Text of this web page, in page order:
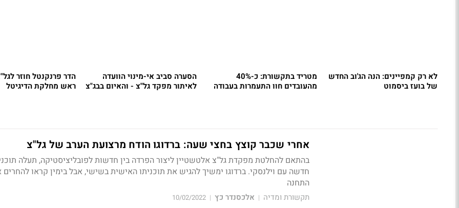
לא רק קמפיינים: הנה הג'וב החדש
של בועז ביסמוט
מטריד בתקשורת: כ-40%
מהעובדים חוו התעמרות בעבודה
הסערה סביב אי-מינוי הוועדה
לאיתור מפקד גל"צ - והאיום בבג"צ
הדר פרנקנטל חוזר
ראש מחלקת הדיגיטל
אחרי שכבר קוצץ בחצי שעה: ברדוגו הודח מרצועת הערב של גל"צ
בהתאם להחלטת מפקדת גל"צ אלטשטיין ליצור הפרדה בין חדשות לפובליציסטיקה, תעלה
חדשה עם וילנסקי. ברדוגו ימשיך להגיש את תוכניתו האישית בשישי, אבל בימין קראו
התחנה
תקשורת ומדיה | אלכסנדר כץ |
10/02/2022